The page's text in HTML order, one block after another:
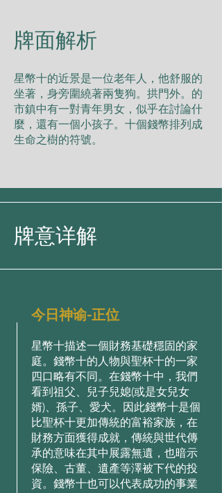
​牌面解析
星幣⼗的近景是⼀位⽼年⼈，他舒服的
坐著，⾝旁圍繞著兩隻狗。拱⾨外。的
市鎮中有⼀對⻘年男⼥，似乎在討論什
麼，還有⼀個⼩孩⼦。⼗個錢幣排列成
⽣命之樹的符號。
牌意详解
今日神谕-正位
星幣⼗描述⼀個財務基礎穩固的家
庭。錢幣⼗的⼈物與聖杯⼗的⼀家
四⼝略有不同。在錢幣⼗中，我們
看到祖⽗、兒⼦兒媳(或是⼥兒⼥
婿)、孫⼦、愛⽝。因此錢幣⼗是個
⽐聖杯⼗更加傳統的富裕家族，在
財務⽅⾯獲得成就，傳統與世代傳
承的意味在其中展露無遺，也暗⽰
保險、古董、遺產等澤被下代的投
資。錢幣⼗也可以代表成功的事業